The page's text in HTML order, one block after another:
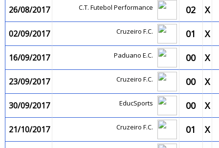
26/08/2017
C.T. Futebol Performance 02 X
02/09/2017 Cruzeiro F.C. 01 X
16/09/2017 Paduano E.C. 00 X
23/09/2017 Cruzeiro F.C. 00 X
30/09/2017 EducSports 00 X
21/10/2017 Cruzeiro F.C. 01 X